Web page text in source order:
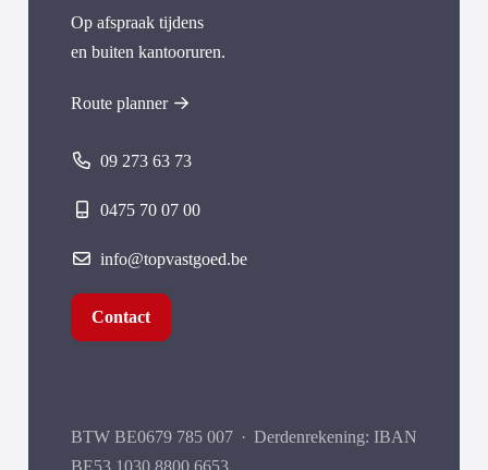
Op afspraak tijdens
en buiten kantooruren.
Route planner
09 273 63 73
0475 70 07 00
info@topvastgoed.be
Contact
BTW BE0679 785 007 · Derdenrekening: IBAN
BE53 1030 8800 6653